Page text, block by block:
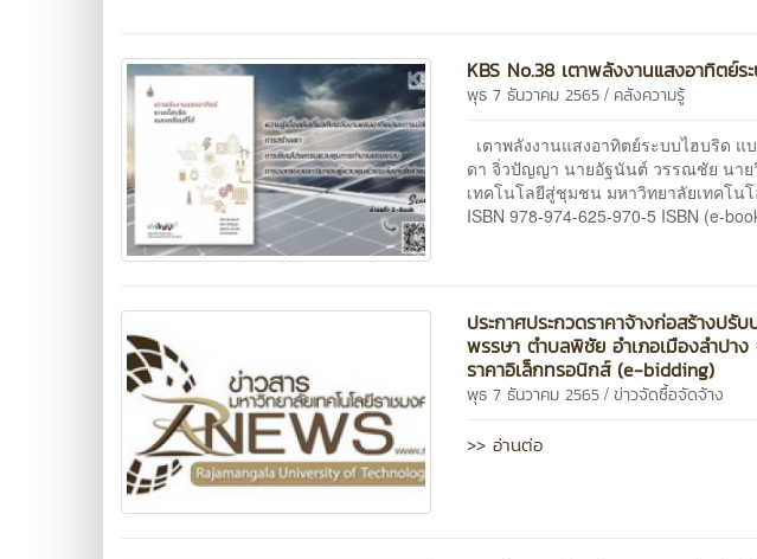
KBS No.38 เตาพลังงานแสงอาทิตย์
พุธ 7 ธันวาคม 2565 / คลังความรู้
เตาพลังงานแสงอาทิตย์ระบบไฮบริด
ดา จิ่วปัญญา นายอัฐนันต์ วรรณชัย น
เทคโนโลยีสู่ชุมชน มหาวิทยาลัยเทคโน
ISBN 978-974-625-970-5 ISBN (e-
ประกาศประกวดราคาจ้างก่อสร้างป
พรรษา ตำบลพิชัย อำเภอเมืองลำปา
ราคาอิเล็กทรอนิกส์ (e-bidding)
พุธ 7 ธันวาคม 2565 /ข่าวจัดซื้อจัดจ้าง
>> อ่านต่อ